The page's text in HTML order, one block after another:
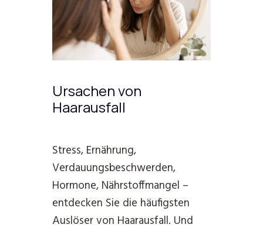
Ursachen von
Haarausfall
Stress, Ernährung,
Verdauungsbeschwerden,
Hormone, Nährstoffmangel –
entdecken Sie die häufigsten
Auslöser von Haarausfall. Und